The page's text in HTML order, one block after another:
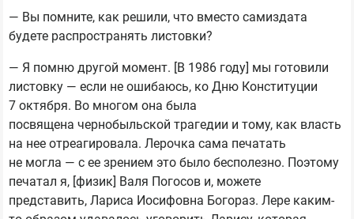
— Вы помните, как решили, что вместо самиздата
будете распространять листовки?
— Я помню другой момент. [В 1986 году] мы готовили
листовку — если не ошибаюсь, ко Дню Конституции
7 октября. Во многом она была
посвящена чернобыльской трагедии и тому, как власть
на нее отреагировала. Лерочка сама печатать
не могла — с ее зрением это было бесполезно. Поэтому
печатал я, [физик] Валя Погосов и, можете
представить, Лариса Иосифовна Богораз. Лере каким-